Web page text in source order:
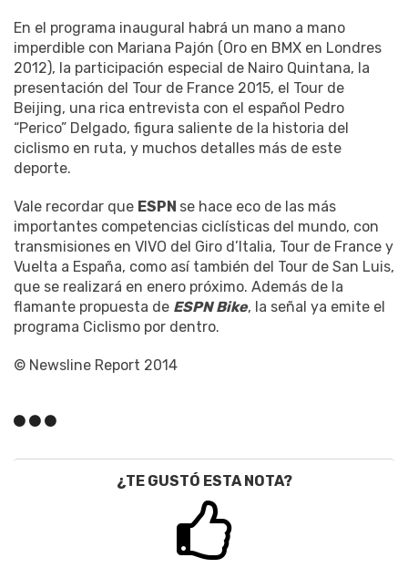
En el programa inaugural habrá un mano a mano
imperdible con Mariana Pajón (Oro en BMX en Londres
2012), la participación especial de Nairo Quintana, la
presentación del Tour de France 2015, el Tour de
Beijing, una rica entrevista con el español Pedro
“Perico” Delgado, figura saliente de la historia del
ciclismo en ruta, y muchos detalles más de este
deporte.
Vale recordar que ESPN se hace eco de las más
importantes competencias ciclísticas del mundo, con
transmisiones en VIVO del Giro d’Italia, Tour de France y
Vuelta a España, como así también del Tour de San Luis,
que se realizará en enero próximo. Además de la
flamante propuesta de ESPN Bike, la señal ya emite el
programa Ciclismo por dentro.
© Newsline Report 2014
¿TE GUSTÓ ESTA NOTA?